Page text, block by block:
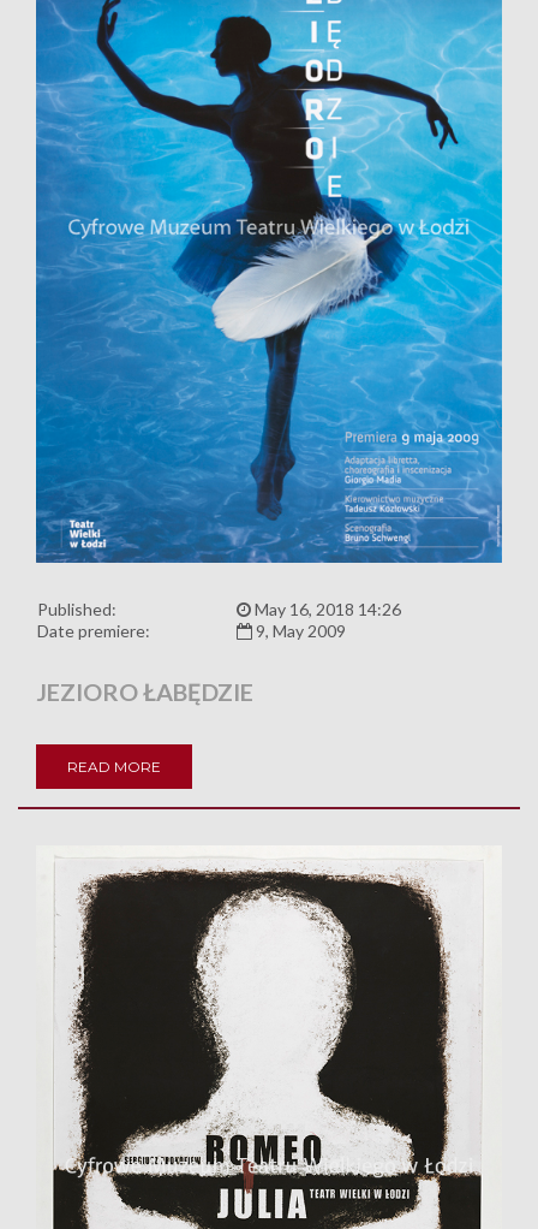
Published:
May 16, 2018 14:26
Date premiere:
9, May 2009
JEZIORO ŁABĘDZIE
READ MORE